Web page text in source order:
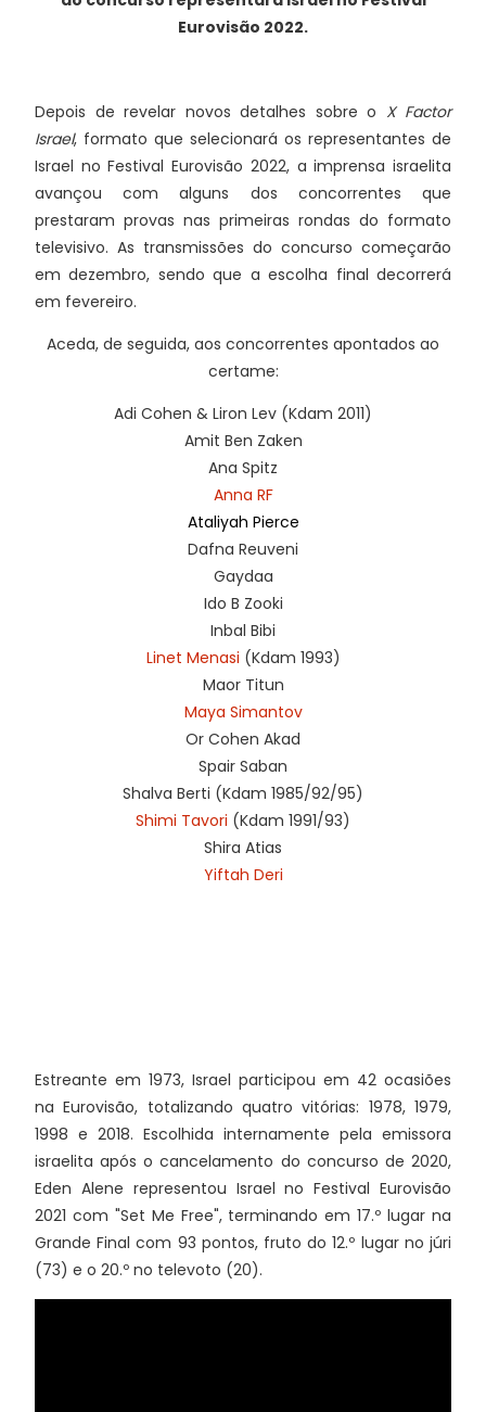
Eurovisão 2022.
Depois de revelar novos detalhes sobre o X Factor
Israel, formato que selecionará os representantes de
Israel no Festival Eurovisão 2022, a imprensa israelita
avançou com alguns dos concorrentes que
prestaram provas nas primeiras rondas do formato
televisivo. As transmissões do concurso começarão
em dezembro, sendo que a escolha final decorrerá
em fevereiro.
Aceda, de seguida, aos concorrentes apontados ao
certame:
Adi Cohen & Liron Lev (Kdam 2011)
Amit Ben Zaken
Ana Spitz
Anna RF
Ataliyah Pierce
Dafna Reuveni
Gaydaa
Ido B Zooki
Inbal Bibi
Linet Menasi (Kdam 1993)
Maor Titun
Maya Simantov
Or Cohen Akad
Spair Saban
Shalva Berti (Kdam 1985/92/95)
Shimi Tavori (Kdam 1991/93)
Shira Atias
Yiftah Deri
Estreante em 1973, Israel participou em 42 ocasiões
na Eurovisão, totalizando quatro vitórias: 1978, 1979,
1998 e 2018. Escolhida internamente pela emissora
israelita após o cancelamento do concurso de 2020,
Eden Alene representou Israel no Festival Eurovisão
2021 com "Set Me Free", terminando em 17.º lugar na
Grande Final com 93 pontos, fruto do 12.º lugar no júri
(73) e o 20.º no televoto (20).